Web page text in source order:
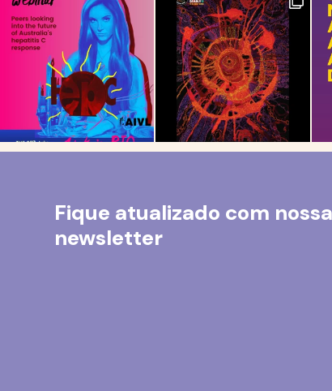
Fique atualizado com nossa
newsletter